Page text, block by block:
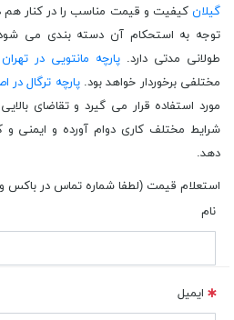
گیلانکیفیت و قیمت مناسب را در کنار هم
توجه به استحکام آن دسته بندی می
طولانی مدتی دارد. پارچه مانتویی در تهران
مختلفی برخوردار خواهد بود.پارچه ترگال در
مورد استفاده قرار می گیرد و تقاضای
شرایط مختلف کاری دوام آورده و ایمنی و
دهد.
استعلام قیمت (لطفا شماره تماس در باکس
نام
ایمیل